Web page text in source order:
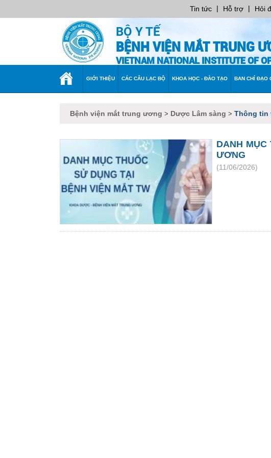
Tin tức | Hỗ trợ | Hỏi
BỘ Y TẾ
BỆNH VIỆN MẮT TRUNG
VIETNAM NATIONAL INSTITUTE OF
TRANG GIỚI THIỆU CÁC CÂU LẠC BỘ KHOA HỌC - ĐÀO TẠO BAN CHỈ ĐẠO
Bệnh viện mắt trung ương > Dược Lâm sàng > Thông tin
DANH MỤC
ƯƠNG
(11/06/2026)